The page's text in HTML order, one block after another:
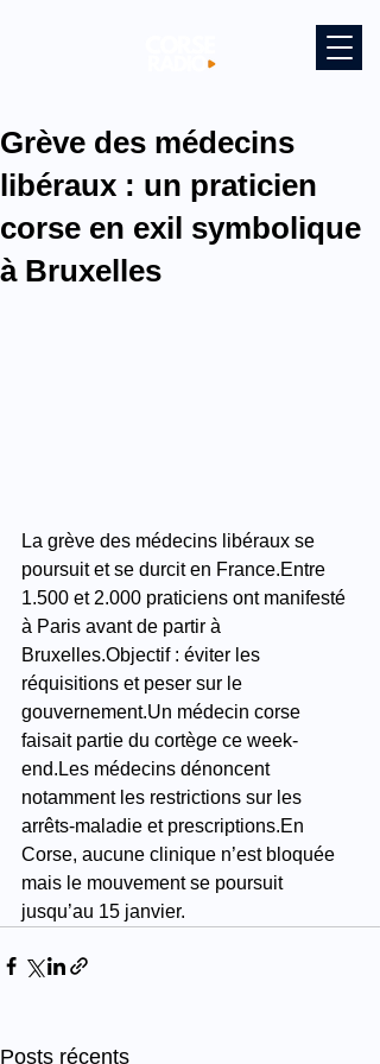
Grève des médecins
libéraux : un praticien
corse en exil symbolique
à Bruxelles
La grève des médecins libéraux se
poursuit et se durcit en France.Entre
1.500 et 2.000 praticiens ont manifesté
à Paris avant de partir à
Bruxelles.Objectif : éviter les
réquisitions et peser sur le
gouvernement.Un médecin corse
faisait partie du cortège ce week-
end.Les médecins dénoncent
notamment les restrictions sur les
arrêts-maladie et prescriptions.En
Corse, aucune clinique n’est bloquée
mais le mouvement se poursuit
jusqu’au 15 janvier.
Posts récents